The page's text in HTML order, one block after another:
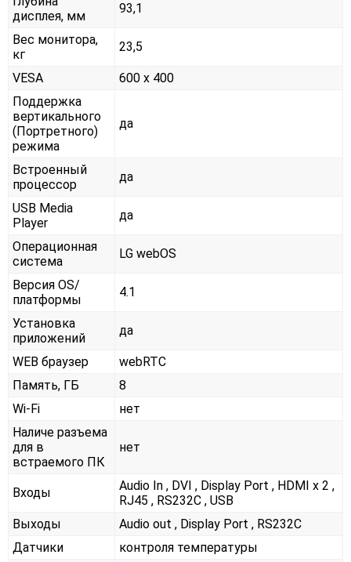
дисплея, мм
93,1
Вес монитора,
кг
23,5
VESA
600 x 400
Поддержка
вертикального
(Портретного)
режима
да
Встроенный
процессор
да
USB Media
Player
да
Операционная
система
LG webOS
Версия OS/
платформы
4.1
Установка
приложений
да
WEB браузер
webRTC
Память, ГБ
8
Wi-Fi
нет
Наличе разъема
для в
встраемого ПК
нет
Входы
Audio In , DVI , Display Port , HDMI x 2 ,
RJ45 , RS232С , USB
Выходы
Audio out , Display Port , RS232С
Датчики
контроля температуры